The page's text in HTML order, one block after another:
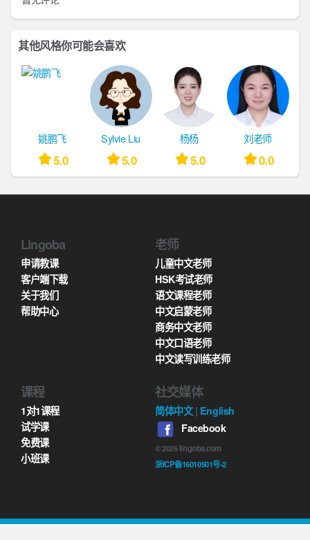
其他风格你可能会喜欢
姚鹏飞
5.0
Sylvie Liu
5.0
杨杨
5.0
刘老师
0.0
Lingoba
申请教课
客户端下载
关于我们
帮助中心
老师
儿童中文老师
HSK考试老师
语文课程老师
中文启蒙老师
商务中文老师
中文口语老师
中文读写训练老师
课程
1对1课程
试学课
免费课
小班课
社交媒体
简体中文| English
Facebook
©2026lingoba.com
浙ICP备16010501号-2